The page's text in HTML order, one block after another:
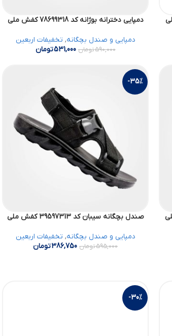
دمپایی دخترانه بوژانه کد 78699318 کفش ملی
دمپایی و صندل بچگانه, تخفیفات اربعین
590,000تومان 531,000تومان
-35%
صندل بچگانه سیبان کد 39597313 کفش ملی
دمپایی و صندل بچگانه, تخفیفات اربعین
595,000تومان 386,750تومان
-30%